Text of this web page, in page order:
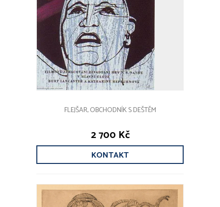
FLEJŠAR, OBCHODNÍK S DEŠTĚM
2 700 Kč
KONTAKT